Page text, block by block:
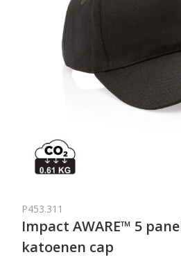
P453.311
Impact AWARE™ 5
katoenen cap